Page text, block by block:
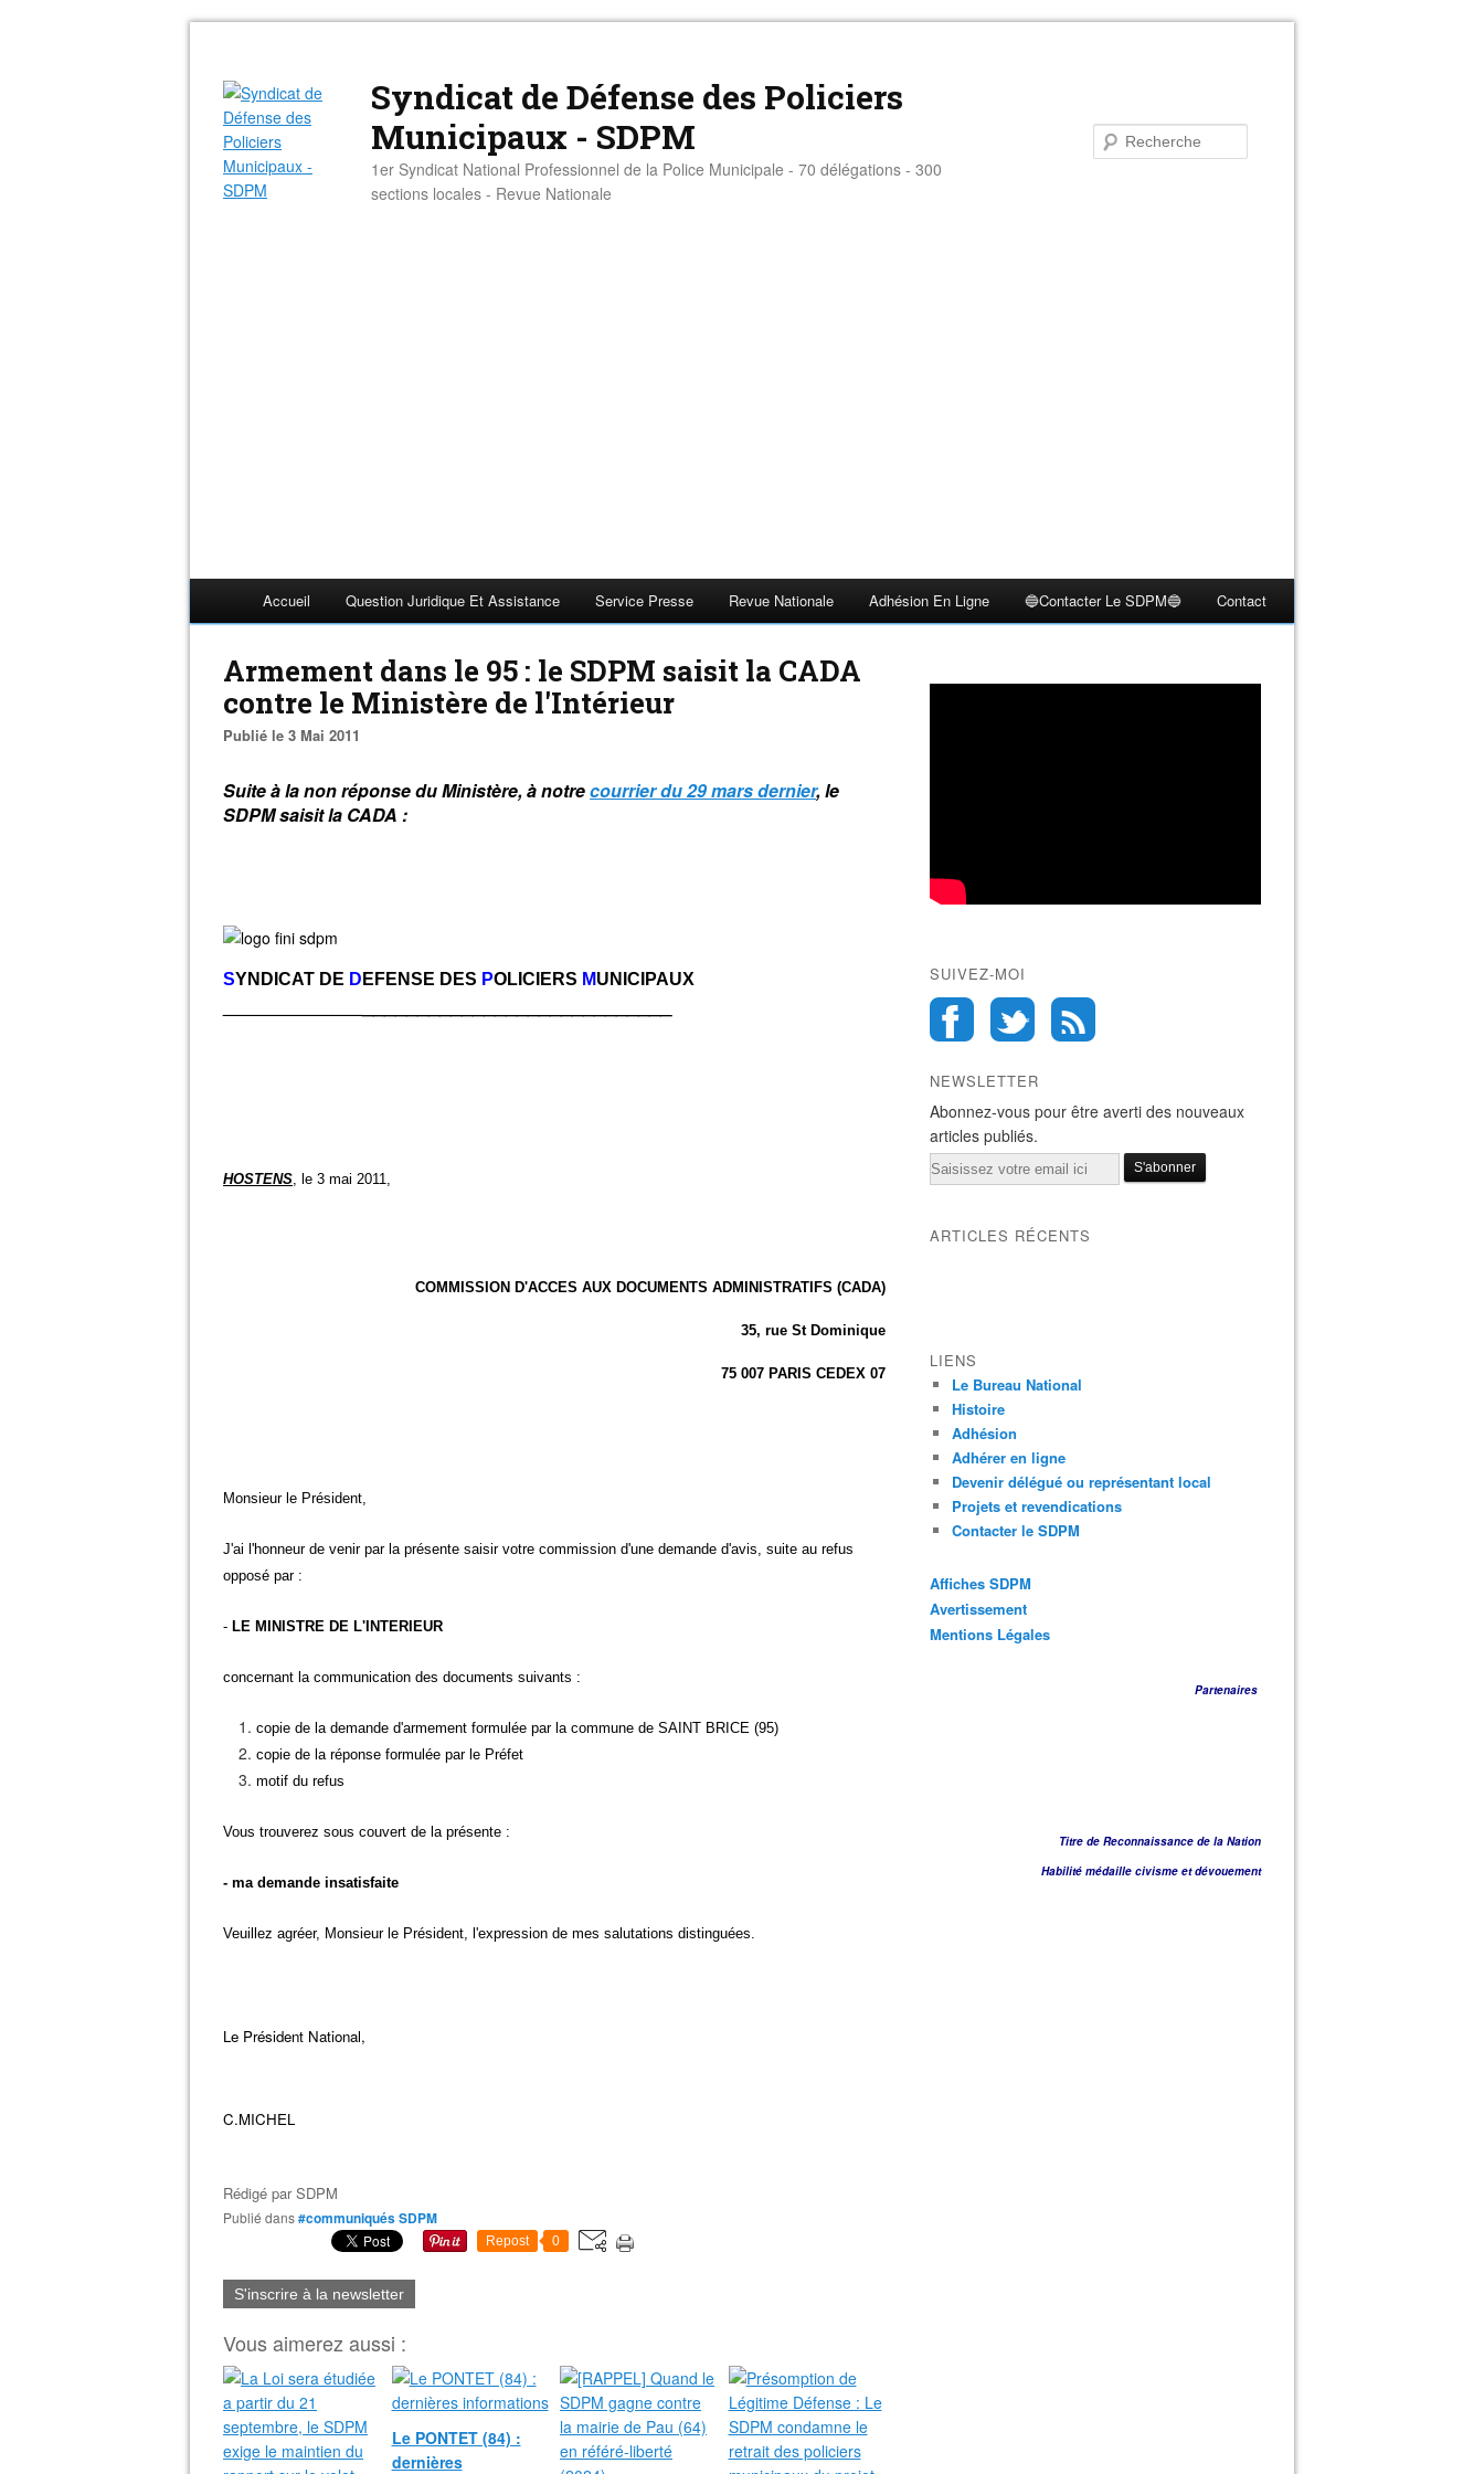
Syndicat de Défense des Policiers
Municipaux - SDPM
1er Syndicat National Professionnel de la Police Municipale - 70 délégations - 300
sections locales - Revue Nationale
Accueil Question Juridique Et Assistance Service Presse Revue Nationale Adhésion En Ligne 🔵Contacter Le SDPM🔵 Contact
Armement dans le 95 : le SDPM saisit la CADA
contre le Ministère de l'Intérieur
Publié le 3 Mai 2011
Suite à la non réponse du Ministère, à notrecourrier du 29 mars dernier, le
SDPM saisit la CADA :
SYNDICAT DE D EFENSE DES POLICIERS MUNICIPAUX
HOSTENS, le 3 mai 2011,
COMMISSION D'ACCES AUX DOCUMENTS ADMINISTRATIFS (CADA)
35, rue St Dominique
75 007 PARIS CEDEX 07
Monsieur le Président,
J'ai l'honneur de venir par la présente saisir votre commission d'une demande d'avis, suite au refus
opposé par :
- LE MINISTRE DE L'INTERIEUR
concernant la communication des documents suivants :
copie de la demande d'armement formulée par la commune de SAINT BRICE (95)
copie de la réponse formulée par le Préfet
motif du refus
Vous trouverez sous couvert de la présente :
- ma demande insatisfaite
Veuillez agréer, Monsieur le Président, l'expression de mes salutations distinguées.
Le Président National,
C.MICHEL
Rédigé parSDPM
Publié dans#communiqués SDPM
Repost 0
S'inscrire à la newsletter
Vous aimerez aussi :
Le PONTET (84) :
dernières
SUIVEZ-MOI
NEWSLETTER
Abonnez-vous pour être averti des nouveaux
articles publiés.
Email
ARTICLES RÉCENTS
LIENS
Le Bureau National
Histoire
Adhésion
Adhérer en ligne
Devenir délégué ou représentant local
Projets et revendications
Contacter le SDPM
Affiches SDPM
Avertissement
Mentions Légales
Partenaires
Titre de Reconnaissance de la Nation
Habilité médaille civisme et dévouement